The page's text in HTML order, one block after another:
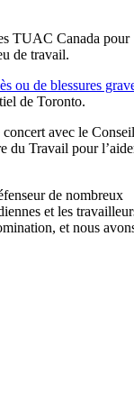
TUAC Canada pour
de travail.
ou de blessures
de Toronto.
avec le
du Travail pour
de nombreux
et les
et nous